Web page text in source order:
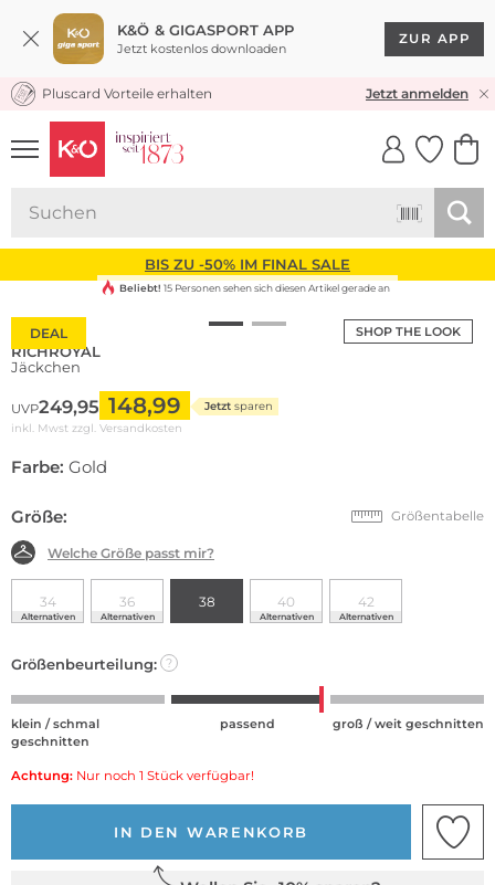
K&Ö & GIGASPORT APP
Jetzt kostenlos downloaden
ZUR APP
KOSTENLOSER VERSAND* & RÜCKVERSAND
Pluscard Vorteile erhalten Jetzt anmelden
UNSERE APP
CLICK &
BIS ZU -50% IM FINAL SALE
SHOP THE LOOK
DEAL
Beliebt! 15 Personen sehen sich diesen Artikel gerade an
RICHROYAL
Jäckchen
UVP249,95 148,99 Jetzt sparen
inkl. Mwst zzgl. Versandkosten
Farbe: Gold
Größe: Größentabelle
Welche Größe passt mir?
34
Alternativen
36
Alternativen
38 40
Alternativen
42
Alternativen
Größenbeurteilung: ?
klein / schmal
geschnitten
passend groß / weit geschnitten
Achtung: Nur noch 1 Stück verfügbar!
IN DEN WARENKORB